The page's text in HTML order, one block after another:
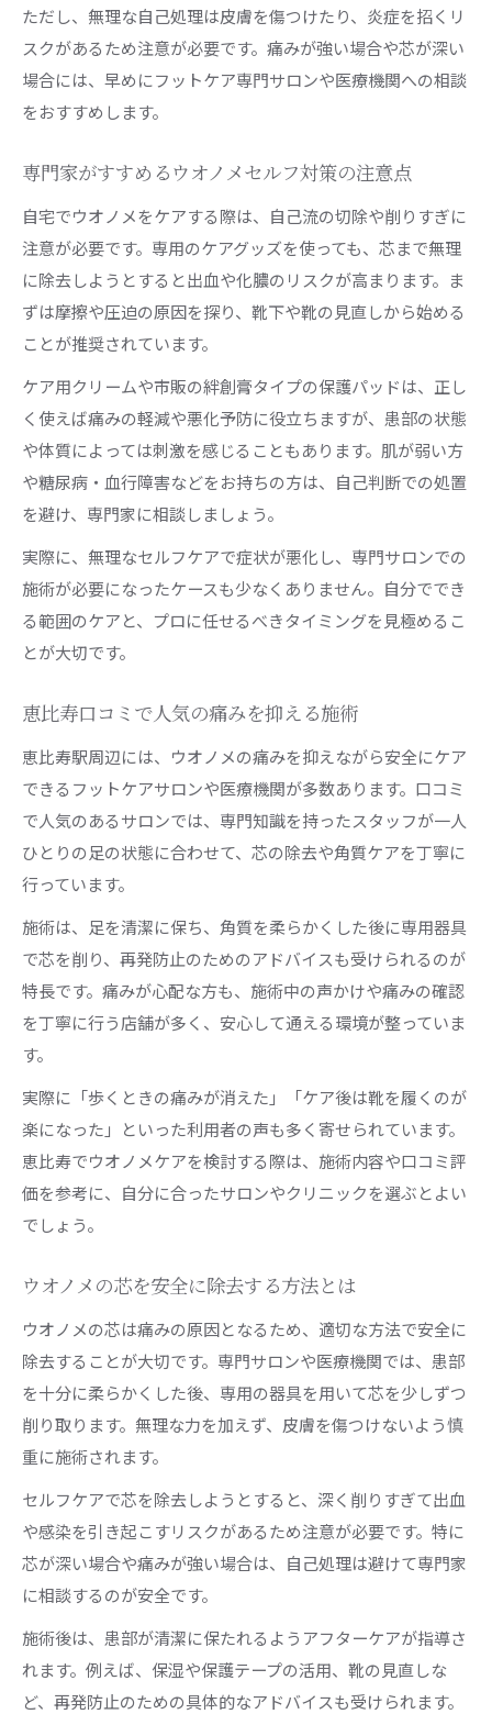
ただし、無理な自己処理は皮膚を傷つけたり、炎症を招くリ
スクがあるため注意が必要です。痛みが強い場合や芯が深い
場合には、早めにフットケア専門サロンや医療機関への相談
をおすすめします。
専門家がすすめるウオノメセルフ対策の注意点
自宅でウオノメをケアする際は、自己流の切除や削りすぎに
注意が必要です。専用のケアグッズを使っても、芯まで無理
に除去しようとすると出血や化膿のリスクが高まります。ま
ずは摩擦や圧迫の原因を探り、靴下や靴の見直しから始める
ことが推奨されています。
ケア用クリームや市販の絆創膏タイプの保護パッドは、正し
く使えば痛みの軽減や悪化予防に役立ちますが、患部の状態
や体質によっては刺激を感じることもあります。肌が弱い方
や糖尿病・血行障害などをお持ちの方は、自己判断での処置
を避け、専門家に相談しましょう。
実際に、無理なセルフケアで症状が悪化し、専門サロンでの
施術が必要になったケースも少なくありません。自分ででき
る範囲のケアと、プロに任せるべきタイミングを見極めるこ
とが大切です。
恵比寿口コミで人気の痛みを抑える施術
恵比寿駅周辺には、ウオノメの痛みを抑えながら安全にケア
できるフットケアサロンや医療機関が多数あります。口コミ
で人気のあるサロンでは、専門知識を持ったスタッフが一人
ひとりの足の状態に合わせて、芯の除去や角質ケアを丁寧に
行っています。
施術は、足を清潔に保ち、角質を柔らかくした後に専用器具
で芯を削り、再発防止のためのアドバイスも受けられるのが
特長です。痛みが心配な方も、施術中の声かけや痛みの確認
を丁寧に行う店舗が多く、安心して通える環境が整っていま
す。
実際に「歩くときの痛みが消えた」「ケア後は靴を履くのが
楽になった」といった利用者の声も多く寄せられています。
恵比寿でウオノメケアを検討する際は、施術内容や口コミ評
価を参考に、自分に合ったサロンやクリニックを選ぶとよい
でしょう。
ウオノメの芯を安全に除去する方法とは
ウオノメの芯は痛みの原因となるため、適切な方法で安全に
除去することが大切です。専門サロンや医療機関では、患部
を十分に柔らかくした後、専用の器具を用いて芯を少しずつ
削り取ります。無理な力を加えず、皮膚を傷つけないよう慎
重に施術されます。
セルフケアで芯を除去しようとすると、深く削りすぎて出血
や感染を引き起こすリスクがあるため注意が必要です。特に
芯が深い場合や痛みが強い場合は、自己処理は避けて専門家
に相談するのが安全です。
施術後は、患部が清潔に保たれるようアフターケアが指導さ
れます。例えば、保湿や保護テープの活用、靴の見直しな
ど、再発防止のための具体的なアドバイスも受けられます。